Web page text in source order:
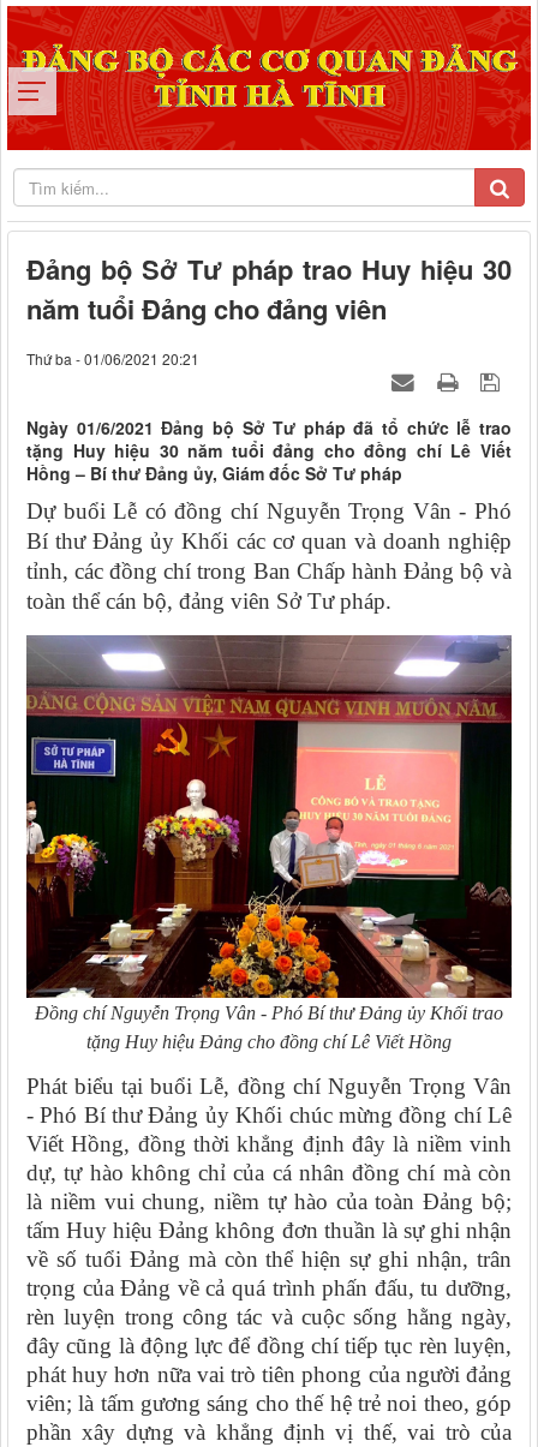
Đảng bộ Sở Tư pháp trao Huy hiệu 30
năm tuổi Đảng cho đảng viên
Thứ ba - 01/06/2021 20:21
Ngày 01/6/2021 Đảng bộ Sở Tư pháp đã tổ chức lễ trao
tặng Huy hiệu 30 năm tuổi đảng cho đồng chí Lê Viết
Hồng – Bí thư Đảng ủy, Giám đốc Sở Tư pháp
Dự buổi Lễ có đồng chí Nguyễn Trọng Vân - Phó
Bí thư Đảng ủy Khối các cơ quan và doanh nghiệp
tỉnh, các đồng chí trong Ban Chấp hành Đảng bộ và
toàn thể cán bộ, đảng viên Sở Tư pháp.
Đồng chí Nguyễn Trọng Vân - Phó Bí thư Đảng ủy Khối trao
tặng Huy hiệu Đảng cho đồng chí Lê Viết Hồng
Phát biểu tại buổi Lễ, đồng chí Nguyễn Trọng Vân
- Phó Bí thư Đảng ủy Khối chúc mừng đồng chí Lê
Viết Hồng, đồng thời khẳng định đây là niềm vinh
dự, tự hào không chỉ của cá nhân đồng chí mà còn
là niềm vui chung, niềm tự hào của toàn Đảng bộ;
tấm Huy hiệu Đảng không đơn thuần là sự ghi nhận
về số tuổi Đảng mà còn thể hiện sự ghi nhận, trân
trọng của Đảng về cả quá trình phấn đấu, tu dưỡng,
rèn luyện trong công tác và cuộc sống hằng ngày,
đây cũng là động lực để đồng chí tiếp tục rèn luyện,
phát huy hơn nữa vai trò tiên phong của người đảng
viên; là tấm gương sáng cho thế hệ trẻ noi theo, góp
phần xây dựng và khẳng định vị thế, vai trò của